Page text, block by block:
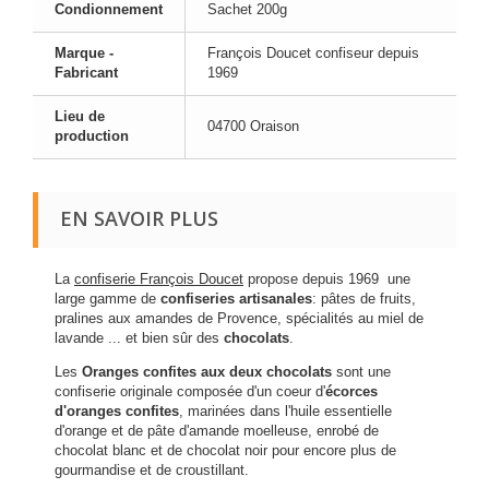
Condionnement Sachet 200g
Marque -
Fabricant
François Doucet confiseur depuis
1969
Lieu de
production
04700 Oraison
EN SAVOIR PLUS
La confiserie François Doucet propose depuis 1969 une
large gamme de confiseries artisanales: pâtes de fruits,
pralines aux amandes de Provence, spécialités au miel de
lavande ... et bien sûr des chocolats.
Les Oranges confites aux deux chocolats sont une
confiserie originale composée d'un coeur d'écorces
d'oranges confites, marinées dans l'huile essentielle
d'orange et de pâte d'amande moelleuse, enrobé de
chocolat blanc et de chocolat noir pour encore plus de
gourmandise et de croustillant.